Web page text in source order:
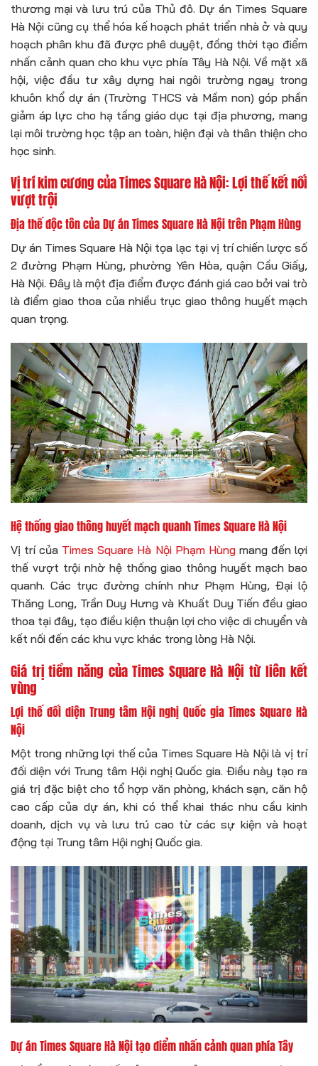
thương mại và lưu trú của Thủ đô. Dự án Times Square
Hà Nội cũng cụ thể hóa kế hoạch phát triển nhà ở và quy
hoạch phân khu đã được phê duyệt, đồng thời tạo điểm
nhấn cảnh quan cho khu vực phía Tây Hà Nội. Về mặt xã
hội, việc đầu tư xây dựng hai ngôi trường ngay trong
khuôn khổ dự án (Trường THCS và Mầm non) góp phần
giảm áp lực cho hạ tầng giáo dục tại địa phương, mang
lại môi trường học tập an toàn, hiện đại và thân thiện cho
học sinh.
Vị trí kim cương của Times Square Hà Nội: Lợi thế kết nối
vượt trội
Địa thế độc tôn của Dự án Times Square Hà Nội trên Phạm Hùng
Dự án Times Square Hà Nội tọa lạc tại vị trí chiến lược số
2 đường Phạm Hùng, phường Yên Hòa, quận Cầu Giấy,
Hà Nội. Đây là một địa điểm được đánh giá cao bởi vai trò
là điểm giao thoa của nhiều trục giao thông huyết mạch
quan trọng.
Hệ thống giao thông huyết mạch quanh Times Square Hà Nội
Vị trí của Times Square Hà Nội Phạm Hùngmang đến lợi
thế vượt trội nhờ hệ thống giao thông huyết mạch bao
quanh. Các trục đường chính như Phạm Hùng, Đại lộ
Thăng Long, Trần Duy Hưng và Khuất Duy Tiến đều giao
thoa tại đây, tạo điều kiện thuận lợi cho việc di chuyển và
kết nối đến các khu vực khác trong lòng Hà Nội.
Giá trị tiềm năng của Times Square Hà Nội từ liên kết
vùng
Lợi thế đối diện Trung tâm Hội nghị Quốc gia Times Square Hà
Nội
Một trong những lợi thế của Times Square Hà Nội là vị trí
đối diện với Trung tâm Hội nghị Quốc gia. Điều này tạo ra
giá trị đặc biệt cho tổ hợp văn phòng, khách sạn, căn hộ
cao cấp của dự án, khi có thể khai thác nhu cầu kinh
doanh, dịch vụ và lưu trú cao từ các sự kiện và hoạt
động tại Trung tâm Hội nghị Quốc gia.
Dự án Times Square Hà Nội tạo điểm nhấn cảnh quan phía Tây